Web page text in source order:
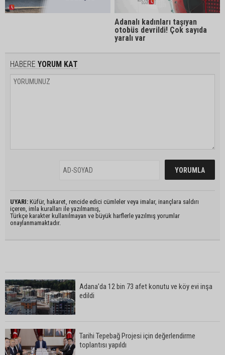
Adanalı kadınları taşıyan
otobüs devrildi! Çok sayıda
yaralı var
HABERE YORUM KAT
UYARI: Küfür, hakaret, rencide edici cümleler veya imalar, inançlara saldırı
içeren, imla kuralları ile yazılmamış,
Türkçe karakter kullanılmayan ve büyük harflerle yazılmış yorumlar
onaylanmamaktadır.
Adana’da 12 bin 73 afet konutu ve köy evi inşa
edildi
Tarihi Tepebağ Projesi için değerlendirme
toplantısı yapıldı